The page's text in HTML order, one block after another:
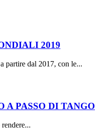
2019
partire dal 2017, con le...
PASSO DI TANGO